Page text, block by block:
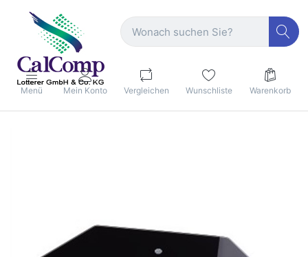
Menü Mein Konto Vergleichen Wunschliste Warenkorb